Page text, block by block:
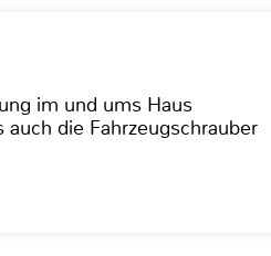
im und ums Haus
die Fahrzeugschrauber